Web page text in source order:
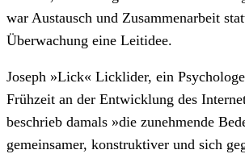
war Austausch und Zusammenarbeit
Überwachung eine Leitidee.
Joseph »Lick« Licklider, ein
Frühzeit an der Entwicklung des
beschrieb damals »die zunehmende
gemeinsamer, konstruktiver und sich